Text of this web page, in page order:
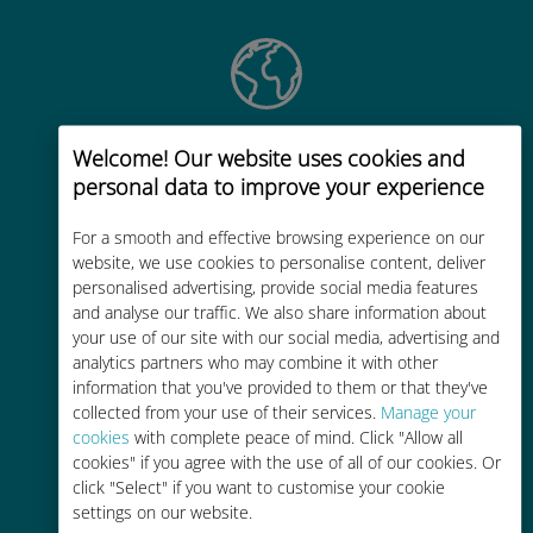
Welcome! Our website uses cookies and
personal data to improve your experience
For a smooth and effective browsing experience on our
website, we use cookies to personalise content, deliver
personalised advertising, provide social media features
and analyse our traffic. We also share information about
your use of our site with our social media, advertising and
analytics partners who may combine it with other
information that you've provided to them or that they've
collected from your use of their services. Manage your
cookies with complete peace of mind. Click "Allow all
cookies" if you agree with the use of all of our cookies. Or
click "Select" if you want to customise your cookie
settings on our website.
Wereldwijd
Wereldwijde cellulaire
meer dan 200 bestemmingen
Kosteneffectief
Tot 90% goedkoper dan
roamingkosten bij je huidige
provider